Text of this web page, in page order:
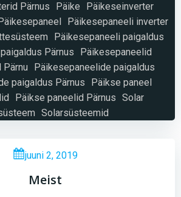
Pärnus Päike
Päikeseinverter
Päikesepaneeli inverter
Päikesepaneeli paigaldus
Pärnus
Päikesepaneelid
Päikesepaneelide paigaldus
paigaldus Pärnus
Päikse paneel
Päikse paneelid Pärnus Solar
Solarsüsteemid
juuni 2, 2019
Meist